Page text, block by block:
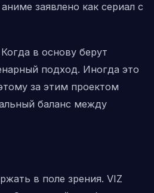
заявлено как сериал с
в основу берут
подход. Иногда это
за этим проектом
баланс между
в поле зрения. VIZ